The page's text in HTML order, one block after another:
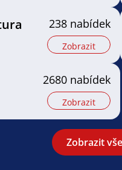
238 nabídek
Zobrazit
2680 nabídek
Zobrazit
Zobrazit